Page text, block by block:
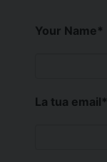
Your Name*
La tua email*